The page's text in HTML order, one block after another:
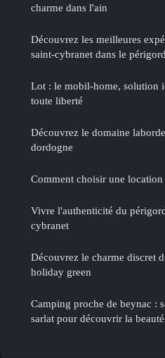
charme dans l'ain
Découvrez les meilleures
saint-cybranet dans le périgord
Lot : le mobil-home, solution
toute liberté
Découvrez le domaine
dordogne
Comment choisir une
Vivre l'authenticité du
cybranet
Découvrez le charme discret
holiday green
Camping proche de beynac :
sarlat pour découvrir la